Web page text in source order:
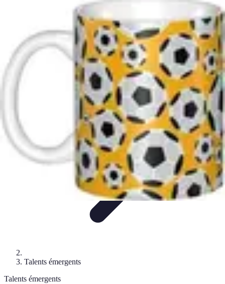
talents émergents Histoire du footballTalents
Top Footballeurs
Talents émergents
Talents émergents